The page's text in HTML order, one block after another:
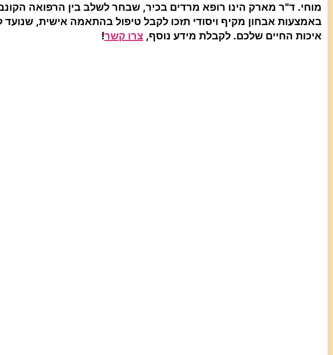
מוחי. ד"ר מארק הינו רופא מרדים בכיר, שבחר לשלב בין הרפואה
באמצעות אבחון מקיף ויסודי תזכו לקבל טיפול בהתאמה אישית,
איכות החיים שלכם. לקבלת מידע נוסף, צרו קשר!